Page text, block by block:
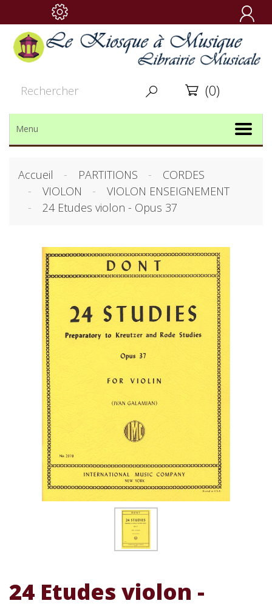

  (0)
Menu
Accueil PARTITIONS
CORDES
VIOLON
VIOLON ENSEIGNEMENT
24 Etudes violon - Opus 37
24 Etudes violon -